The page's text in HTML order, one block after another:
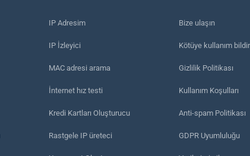
IP Adresim
IP İzleyici
MAC adresi arama
İnternet hız testi
Kredi Kartları Oluşturucu
Rastgele IP üreteci
Bize ulaşın
Kötüye kullanım bildir
Gizlilik Politikası
Kullanım Koşulları
Anti-spam Politikası
GDPR Uyumluluğu